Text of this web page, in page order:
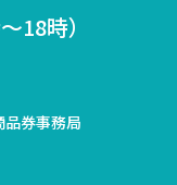
18時）
券事務局